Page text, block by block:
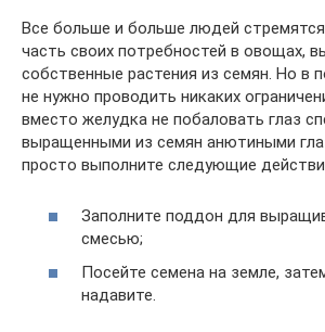
Все больше и больше людей
часть своих потребностей в овощах,
собственные растения из семян. Но в
не нужно проводить никаких
вместо желудка не побаловать глаз
выращенными из семян анютиными
просто выполните следующие
Заполните поддон для
смесью;
Посейте семена на земле,
надавите.